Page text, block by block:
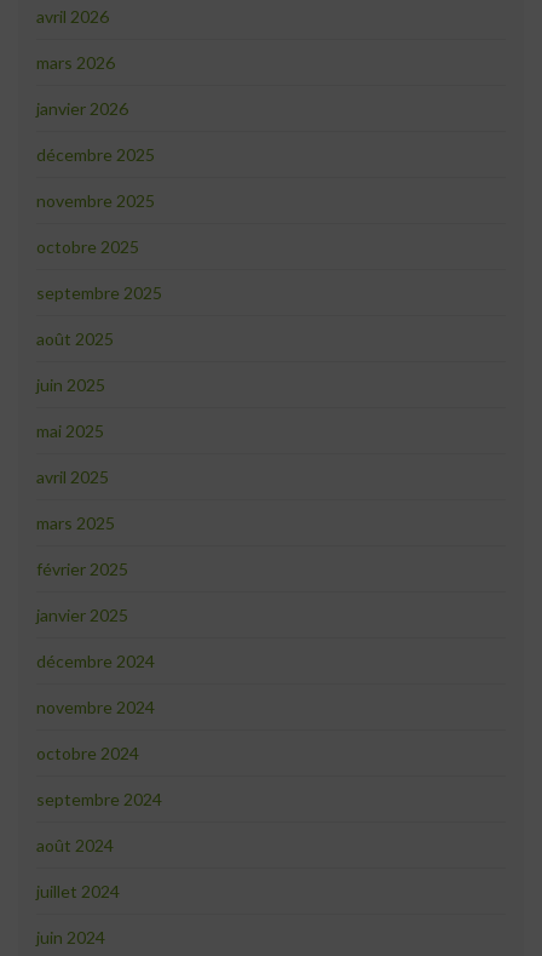
avril 2026
mars 2026
janvier 2026
décembre 2025
novembre 2025
octobre 2025
septembre 2025
août 2025
juin 2025
mai 2025
avril 2025
mars 2025
février 2025
janvier 2025
décembre 2024
novembre 2024
octobre 2024
septembre 2024
août 2024
juillet 2024
juin 2024